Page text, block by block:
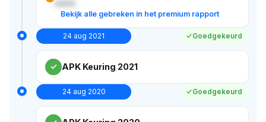
Bekijk alle gebreken in het premium rapport
24 aug 2021 Goedgekeurd
APK Keuring 2021
24 aug 2020 Goedgekeurd